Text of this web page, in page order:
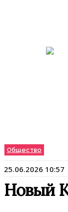
Общество
25.06.2026 10:57
Новый